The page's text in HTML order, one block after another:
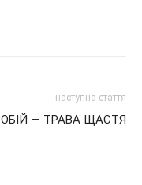
наступна стаття
— ТРАВА ЩАСТЯ